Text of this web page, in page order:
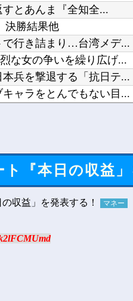
すとあんま『全知全...
決勝結果他
で行き詰まり…台湾メデ...
な女の争いを繰り広げ...
兵を撃退する「抗日テ...
ャラをとんでもない目...
翼さん、流石にキモ...
ト『本日の収益
マネー